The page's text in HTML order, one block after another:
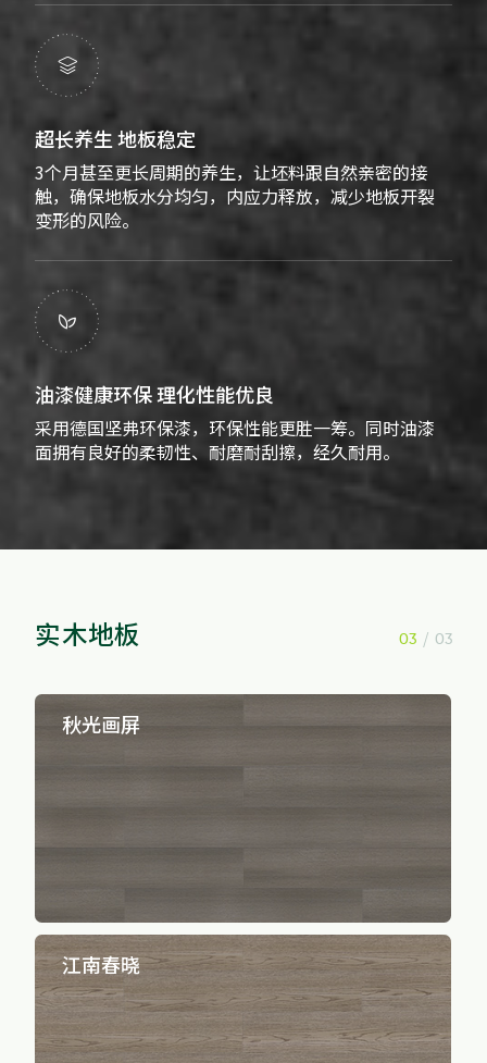

超长养生 地板稳定
3个月甚至更长周期的养生，让坯料跟自然亲密的接
触，确保地板水分均匀，内应力释放，减少地板开裂
变形的风险。

油漆健康环保 理化性能优良
采用德国坚弗环保漆，环保性能更胜一筹。同时油漆
面拥有良好的柔韧性、耐磨耐刮擦，经久耐用。
实木地板 03 / 03
秋光画屏
江南春晓